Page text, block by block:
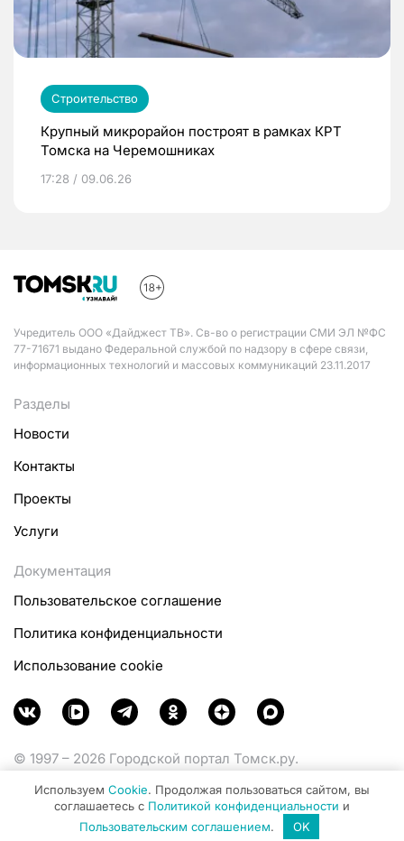
Строительство
Крупный микрорайон построят в рамках КРТ
Томска на Черемошниках
17:28 / 09.06.26
Учредитель ООО «Дайджест ТВ». Св-во о регистрации СМИ ЭЛ №ФС
77-71671 выдано Федеральной службой по надзору в сфере связи,
информационных технологий и массовых коммуникаций 23.11.2017
Разделы
Новости
Контакты
Проекты
Услуги
Документация
Пользовательское соглашение
Политика конфиденциальности
Использование cookie
© 1997 – 2026 Городской портал Томск.ру.
Министерства цифрового развития, связи и массовых
коммуникаций Российской Федерации.
Используем Cookie. Продолжая пользоваться сайтом, вы
соглашаетесь с Политикой конфиденциальности и
Пользовательским соглашением. OK